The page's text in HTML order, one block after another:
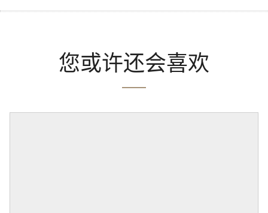
您或许还会喜欢